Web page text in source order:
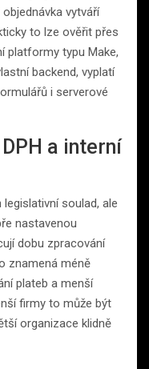
vytváří
to lze ověřit přes
platformy typu Make,
backend, vyplatí
i serverové
a interní
soulad, ale
nastavenou
dobu zpracování
znamená méně
plateb a menší
firmy to může být
organizace klidně